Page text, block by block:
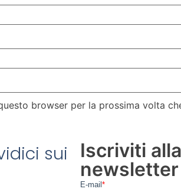
browser per la prossima volta
sui
Iscriviti alla
newsletter